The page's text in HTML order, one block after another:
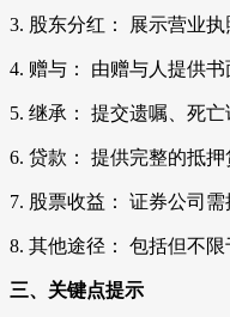
3. 股东分红： 展示营业
4. 赠与： 由赠与人提供
5. 继承： 提交遗嘱、死
6. 贷款： 提供完整的抵
7. 股票收益： 证券公司
8. 其他途径： 包括但不
三、关键点提示